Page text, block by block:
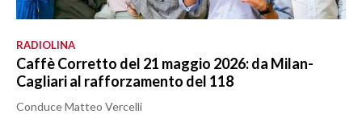
RADIOLINA
Caffè Corretto del 21 maggio 2026: da Milan-
Cagliari al rafforzamento del 118
Conduce Matteo Vercelli